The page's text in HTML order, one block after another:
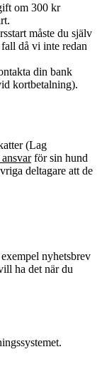
om 300 kr
måste du själv
då vi inte redan
din bank
kortbetalning).
(Lag
för sin hund
deltagare att de
nyhetsbrev
ha det när du